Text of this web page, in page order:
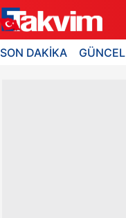
SON DAKİKA GÜNCEL